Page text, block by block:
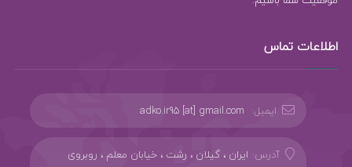
اطلاعات تماس
ایمیل: adko.ir95 [at] gmail.com
آدرس: ایران ، گیلان ، رشت ، خیابان معلم ، روبروی